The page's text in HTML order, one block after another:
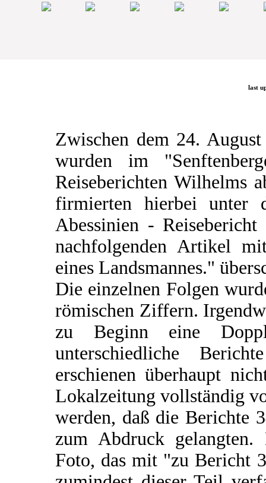
last
Zwischen dem 24.
wurden im
Reiseberichten Wilhelms
firmierten hierbei
Abessinien -
nachfolgenden Artikel
eines Landsmannes."
Die einzelnen Folgen
römischen Ziffern.
zu Beginn eine
unterschiedliche
erschienen überhaupt
Lokalzeitung vollständig
werden, daß die Berichte
zum Abdruck
Foto, das mit "zu Bericht